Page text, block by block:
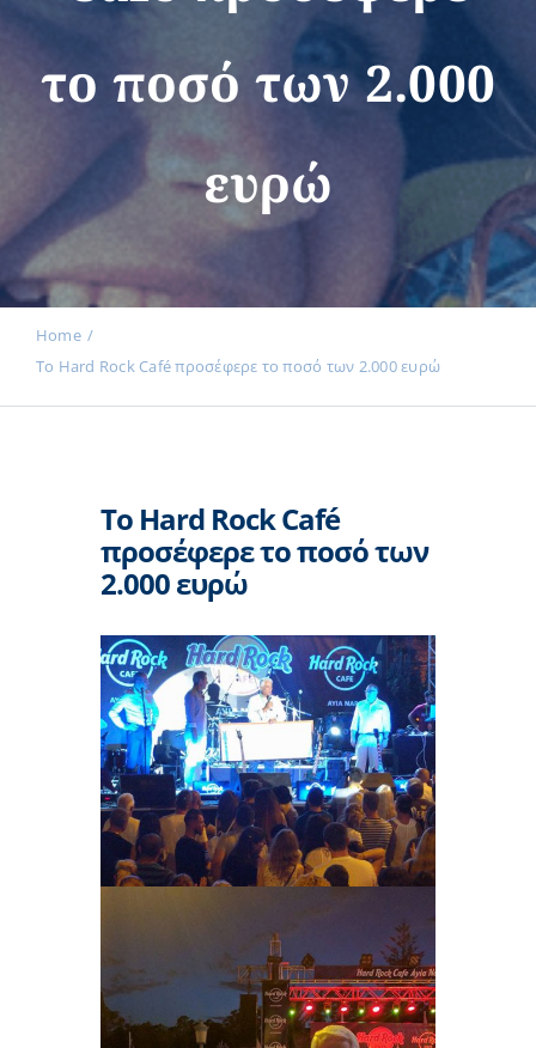
Εκδηλώσεις
Νέα
Προϊόντα
το ποσό των 2.000
ευρώ
Home
Το Hard Rock Café προσέφερε το ποσό των 2.000 ευρώ
Το Hard Rock Café
προσέφερε το ποσό των
2.000 ευρώ